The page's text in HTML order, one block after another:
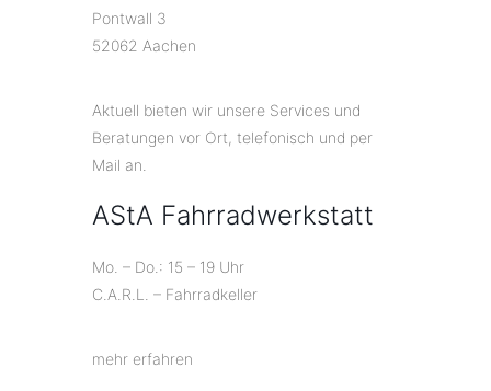
Pontwall 3
52062 Aachen
Aktuell bieten wir unsere Services und
Beratungen vor Ort, telefonisch und per
Mail an.
AStA Fahrradwerkstatt
Mo. – Do.: 15 – 19 Uhr
C.A.R.L. – Fahrradkeller
mehr erfahren